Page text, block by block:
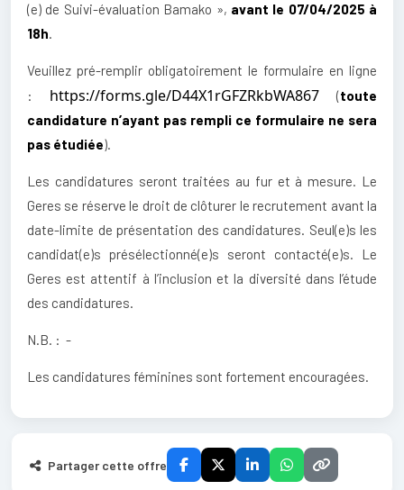
(e) de Suivi-évaluation Bamako », avant le 07/04/2025 à
18h.
Veuillez pré-remplir obligatoirement le formulaire en ligne
: https://forms.gle/D44X1rGFZRkbWA867 (toute
candidature n’ayant pas rempli ce formulaire ne sera
pas étudiée).
Les candidatures seront traitées au fur et à mesure. Le
Geres se réserve le droit de clôturer le recrutement avant la
date-limite de présentation des candidatures. Seul(e)s les
candidat(e)s présélectionné(e)s seront contacté(e)s. Le
Geres est attentif à l’inclusion et la diversité dans l’étude
des candidatures.
N.B. : -
Les candidatures féminines sont fortement encouragées.
Partager cette offre